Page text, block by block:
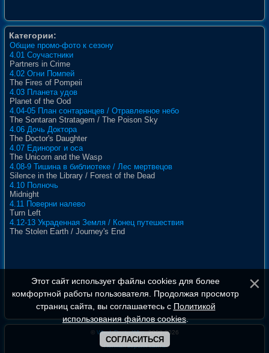
Категории:
Общие промо-фото к сезону
4.01 Соучастники
Partners in Crime
4.02 Огни Помпей
The Fires of Pompeii
4.03 Планета удов
Planet of the Ood
4.04-05 План сонтаранцев / Отравленное небо
The Sontaran Stratagem / The Poison Sky
4.06 Дочь Доктора
The Doctor's Daughter
4.07 Единорог и оса
The Unicorn and the Wasp
4.08-9 Тишина в библиотеке / Лес мертвецов
Silence in the Library / Forest of the Dead
4.10 Полночь
Midnight
4.11 Поверни налево
Turn Left
4.12-13 Украденная Земля / Конец путешествия
The Stolen Earth / Journey's End
© WhoIsDoctorWho, 2008-2026
Этот сайт использует файлы cookies для более
комфортной работы пользователя. Продолжая просмотр
страниц сайта, вы соглашаетесь с Политикой
использования файлов cookies.
СОГЛАСИТЬСЯ